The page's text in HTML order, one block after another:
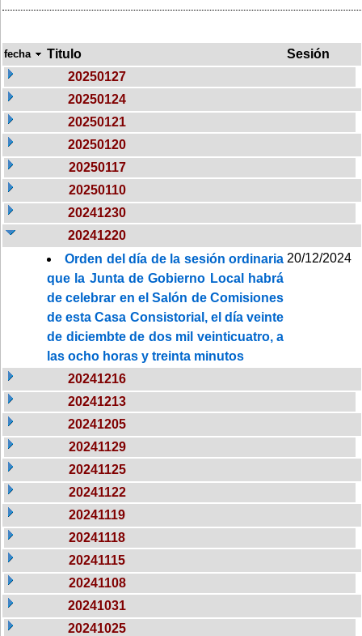
fecha Titulo
Sesión
20250127
20250124
20250121
20250120
20250117
20250110
20241230
20241220
Orden del día de la sesión ordinaria
que la Junta de Gobierno Local habrá
de celebrar en el Salón de Comisiones
de esta Casa Consistorial, el día veinte
de diciembte de dos mil veinticuatro, a
las ocho horas y treinta minutos
20/12/2024
20241216
20241213
20241205
20241129
20241125
20241122
20241119
20241118
20241115
20241108
20241031
20241025